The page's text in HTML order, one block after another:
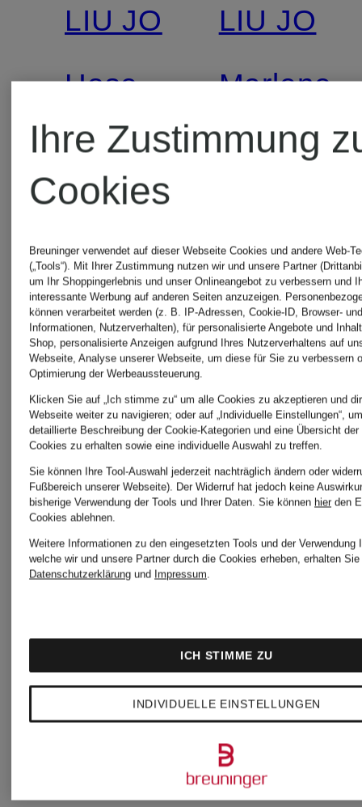
LIU JO
Hose
im
Jogging-
Galonstreifen
159,90 €
LIU JO
142,99
121,54 €
179,90 €
+Aktionsrabatt
Ihre Zustimmung
Cookies
Breuninger verwendet auf dieser Webseite Cookies und andere Web-
(„Tools“). Mit Ihrer Zustimmung nutzen wir und unsere Partner
um Ihr Shoppingerlebnis und unser Onlineangebot zu verbessern und
interessante Werbung auf anderen Seiten anzuzeigen.
können verarbeitet werden (z. B. IP-Adressen, Cookie-ID, Browser-
Informationen, Nutzerverhalten), für personalisierte Angebote und
Shop, personalisierte Anzeigen aufgrund Ihres Nutzerverhaltens auf
Webseite, Analyse unserer Webseite, um diese für Sie zu verbessern
Optimierung der Werbeaussteuerung.
Klicken Sie auf „Ich stimme zu“ um alle Cookies zu akzeptieren und
Webseite weiter zu navigieren; oder auf „Individuelle Einstellungen“,
detaillierte Beschreibung der Cookie-Kategorien und eine Übersicht
Cookies zu erhalten sowie eine individuelle Auswahl zu treffen.
Sie können Ihre Tool-Auswahl jederzeit nachträglich ändern oder
Fußbereich unserer Webseite). Der Widerruf hat jedoch keine
bisherige Verwendung der Tools und Ihrer Daten. Sie können hier den
Cookies ablehnen.
Weitere Informationen zu den eingesetzten Tools und der Verwendung
welche wir und unsere Partner durch die Cookies erheben, erhalten
Datenschutzerklärung und Impressum.
INDIVIDUELLE EINSTELLUNGEN
ICH STIMME ZU